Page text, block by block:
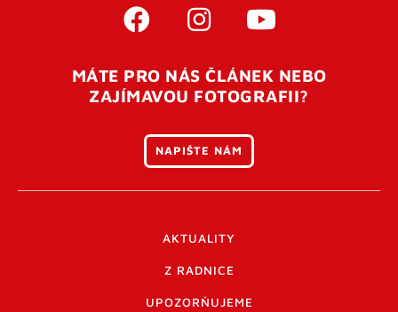
MÁTE PRO NÁS ČLÁNEK NEBO
ZAJÍMAVOU FOTOGRAFII?
NAPIŠTE NÁM
AKTUALITY
Z RADNICE
UPOZORŇUJEME